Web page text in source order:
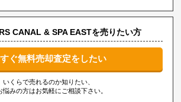
CANAL & SPA EASTを売りたい方
ぐ無料売却査定をしたい
いくらで売れるのか知りたい、
悩みの方はお気軽にご相談下さい。